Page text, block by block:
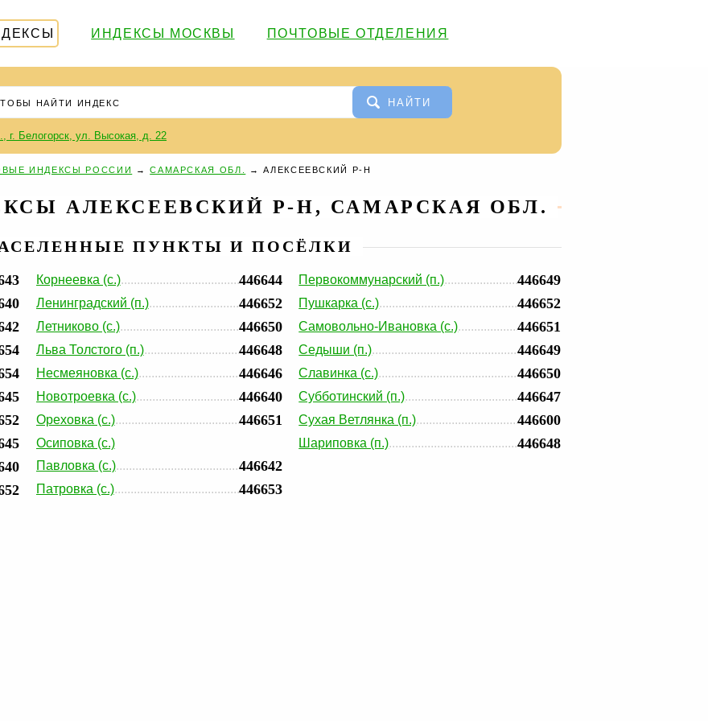
ИНДЕКСЫ МОСКВЫ ПОЧТОВЫЕ ОТДЕЛЕНИЯ
НАЙТИ
г. Белогорск, ул. Высокая, д. 22
ИНДЕКСЫ РОССИИ →САМАРСКАЯ ОБЛ. →АЛЕКСЕЕВСКИЙ Р-Н
АЛЕКСЕЕВСКИЙ Р-Н, САМАРСКАЯ ОБЛ.
ПУНКТЫ И ПОСЁЛКИ
Корнеевка (с.) 446644
Ленинградский (п.) 446652
Летниково (с.) 446650
Льва Толстого (п.) 446648
Несмеяновка (с.) 446646
Новотроевка (с.) 446640
Ореховка (с.) 446651
Осиповка (с.)
Павловка (с.)
446642
Патровка (с.) 446653
Первокоммунарский (п.) 446649
Пушкарка (с.) 446652
Самовольно-Ивановка (с.) 446651
Седыши (п.) 446649
Славинка (с.) 446650
Субботинский (п.) 446647
Сухая Ветлянка (п.) 446600
Шариповка (п.) 446648